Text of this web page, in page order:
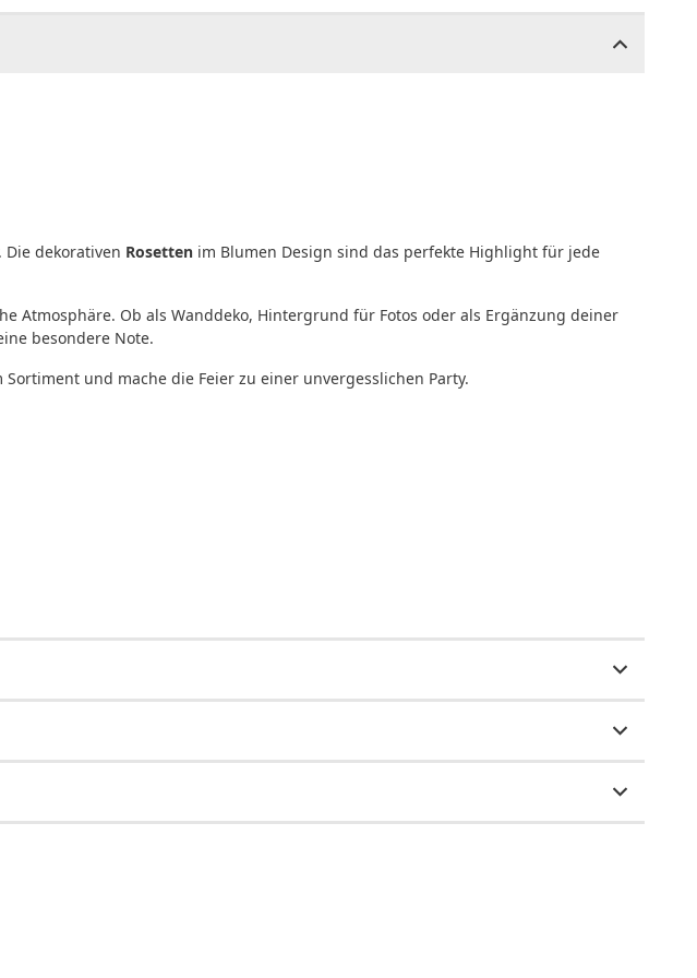
dekorativen Rosetten im Blumen Design sind das perfekte Highlight für jede
Atmosphäre. Ob als Wanddeko, Hintergrund für Fotos oder als Ergänzung deiner
besondere Note.
und mache die Feier zu einer unvergesslichen Party.